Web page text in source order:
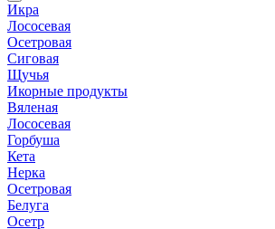
Икра
Лососевая
Осетровая
Сиговая
Щучья
Икорные продукты
Вяленая
Лососевая
Горбуша
Кета
Нерка
Осетровая
Белуга
Осетр